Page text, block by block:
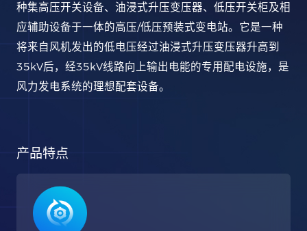
种集高压开关设备、油浸式升压变压器、低压开关柜及相
应辅助设备于一体的高压/低压预装式变电站。它是一种
将来自风机发出的低电压经过油浸式升压变压器升高到
35kV后，经35kV线路向上输出电能的专用配电设施，是
风力发电系统的理想配套设备。
产品特点